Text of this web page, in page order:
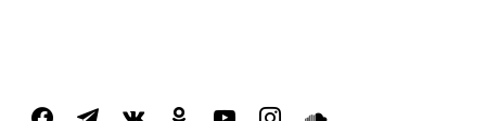
facebooktelegramvkontakteodnoklassniki
youtubeinstagramsoundcloud